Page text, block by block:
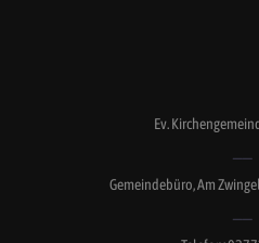
Ev.
Gemeindebüro, Am